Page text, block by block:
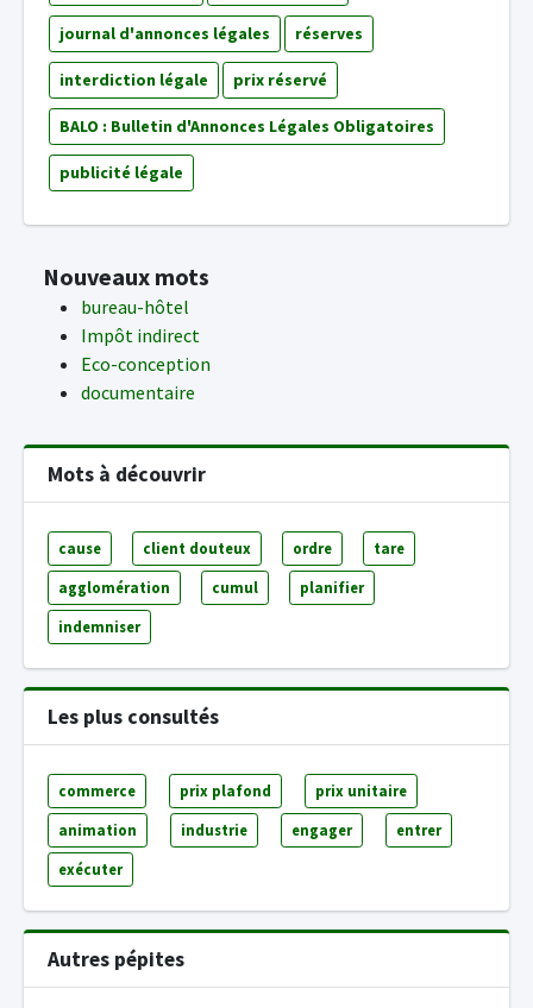
journal d'annonces légales réserves
interdiction légale prix réservé
BALO : Bulletin d'Annonces Légales Obligatoires
publicité légale
Nouveaux mots
bureau-hôtel
Impôt indirect
Eco-conception
documentaire
Mots à découvrir
cause client douteux ordre tare
agglomération cumul planifier
indemniser
Les plus consultés
commerce prix plafond prix unitaire
animation industrie engager entrer
exécuter
Autres pépites